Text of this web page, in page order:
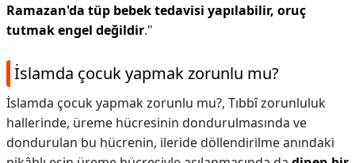
Ramazan'da tüp bebek tedavisi yapılabilir, oruç
tutmak engel değildir."
İslamda çocuk yapmak zorunlu mu?
İslamda çocuk yapmak zorunlu mu?, Tıbbî zorunluluk
hallerinde, üreme hücresinin dondurulmasında ve
dondurulan bu hücrenin, ileride döllendirilme anındaki